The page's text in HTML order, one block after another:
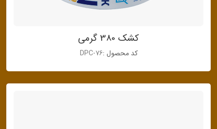
کشک 380 گرمی
کد محصول :DPC-76